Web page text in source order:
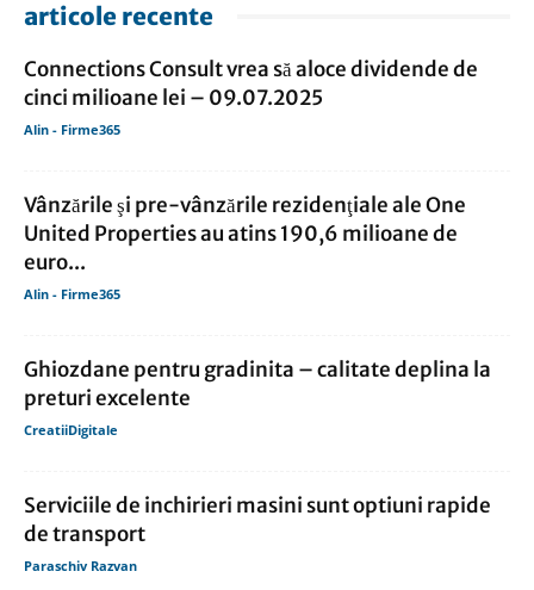
articole recente
Connections Consult vrea să aloce dividende de
cinci milioane lei – 09.07.2025
Alin - Firme365
Vânzările şi pre-vânzările rezidenţiale ale One
United Properties au atins 190,6 milioane de
euro...
Alin - Firme365
Ghiozdane pentru gradinita – calitate deplina la
preturi excelente
CreatiiDigitale
Serviciile de inchirieri masini sunt optiuni rapide
de transport
Paraschiv Razvan